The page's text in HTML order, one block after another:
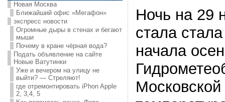
Новая Москва
Ближайший офис «Мегафон»
экспресс новости
Огромные дыры в стенах и бегают
мыши
Почему в кране чёрная вода?
Подать объявление на сайте
Новые Ватутинки
Уже и вечером на улицу не
выйти? — Стреляют!
где отремонтировать iPhon Apple
2, 3,4, 5
Ночь на 29
стала
начала